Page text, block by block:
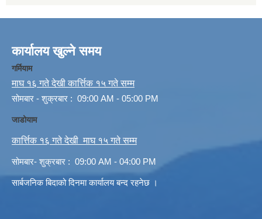
कार्यालय खुल्ने समय
गर्मियाम
माघ १६ गते देखी कार्त्तिक १५ गते सम्म
सोमबार - शुक्रबार : 09:00 AM - 05:00 PM
जाडोयाम
कार्त्तिक १६ गते देखी माघ १५ गते सम्म
सोमबार- शुक्रबार : 09:00 AM - 04:00 PM
सार्बजनिक बिदाको दिनमा कार्यालय बन्द रहनेछ ।